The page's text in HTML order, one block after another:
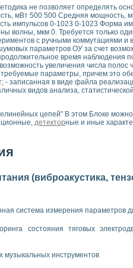
на примере выдающихся
времени
использованием LabVIEW
солнечных элементов и модулей
эндоскопии
комплекса NI - Motion
по данным эхолокационного
процесса очистки сточных
датчики малых перемещений и
в растущем монокристалле
станков
продуктов на основе
коротких замыканиях в узлах
не позволяет определять
мВт 500 500 Средняя мощность,
импульсов 0-1023 0-1023 Форма
волны, мкм 0. Требуется только
с ручными коммутациями
параметров ОУ за счет
время наблюдения
увеличения числа
параметры, причем это
- записанная в виде файла
видов анализа,
цепей" В этом Блоке
детекторные и иные
(виброакустика,
система измерения параметров
состояния тяговых
музыкальных инструментов